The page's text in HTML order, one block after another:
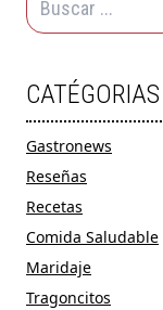
CATÉGORIAS
Gastronews
Reseñas
Recetas
Comida Saludable
Maridaje
Tragoncitos